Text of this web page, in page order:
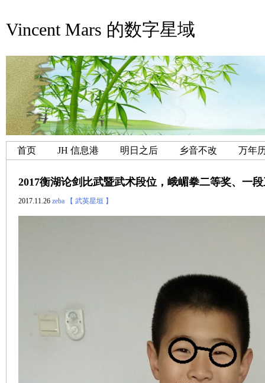
Vincent Mars 的数字星域
首页 JH 信息港 明日之后 乡音不改 万年
2017衡湖论剑比武暨武术段位，峨嵋拳二等奖、一
2017.11.26 zeba 【 武英星垣 】